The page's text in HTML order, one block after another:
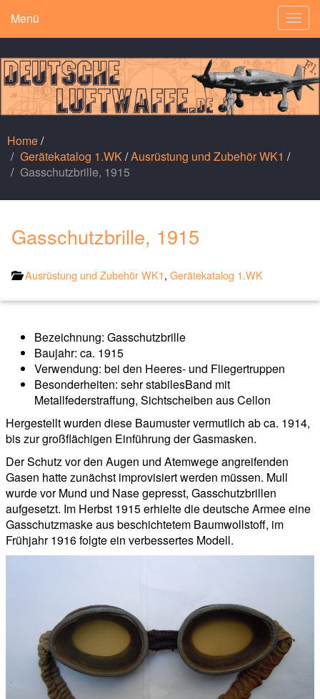
Menü
Home/
Gerätekatalog 1.WK/Ausrüstung und Zubehör WK1 /
Gasschutzbrille, 1915
Gasschutzbrille, 1915
Ausrüstung und Zubehör WK1, Gerätekatalog 1.WK
Bezeichnung: Gasschutzbrille
Baujahr: ca. 1915
Verwendung: bei den Heeres- und Fliegertruppen
Besonderheiten: sehr stabilesBand mit
Metallfederstraffung, Sichtscheiben aus Cellon
Hergestellt wurden diese Baumuster vermutlich ab ca. 1914,
bis zur großflächigen Einführung der Gasmasken.
Der Schutz vor den Augen und Atemwege angreifenden
Gasen hatte zunächst improvisiert werden müssen. Mull
wurde vor Mund und Nase gepresst, Gasschutzbrillen
aufgesetzt. Im Herbst 1915 erhielte die deutsche Armee eine
Gasschutzmaske aus beschichtetem Baumwollstoff, im
Frühjahr 1916 folgte ein verbessertes Modell.